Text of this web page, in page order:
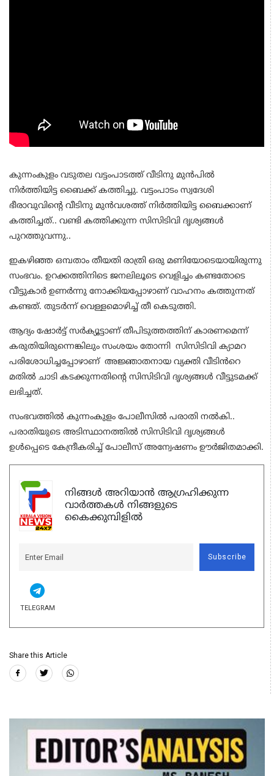
കുന്നംകുളം വടുതല വട്ടംപാടത്ത് വീടിനു മുൻപിൽ
നിർത്തിയിട്ട ബൈക്ക് കത്തിച്ചു. വട്ടംപാടം സ്വദേശി
ഭീരാവുവിൻ്റെ വീടിനു മുൻവശത്ത് നിർത്തിയിട്ട ബൈക്കാണ്
കത്തിച്ചത്.. വണ്ടി കത്തിക്കുന്ന സിസിടിവി ദൃശ്യങ്ങൾ
പുറത്തുവന്നു..
ഇകഴിഞ്ഞ ഒമ്പതാം തീയതി രാത്രി ഒരു മണിയോടെയായിരുന്നു
സംഭവം. ഉറക്കത്തിനിടെ ജനലിലൂടെ വെളിച്ചം കണ്ടതോടെ
വീട്ടുകാർ ഉണർന്നു നോക്കിയപ്പോഴാണ് വാഹനം കത്തുന്നത്
കണ്ടത്. തുടർന്ന് വെള്ളമൊഴിച്ച് തീ കെടുത്തി.
ആദ്യം ഷോർട്ട് സർക്യൂട്ടാണ് തീപിടുത്തത്തിന് കാരണമെന്ന്
കരുതിയിരുന്നെങ്കിലും സംശയം തോന്നി സിസിടിവി ക്യാമറ
പരിശോധിച്ചപ്പോഴാണ് അജ്ഞാതനായ വ്യക്തി വീടിൻറെ
മതിൽ ചാടി കടക്കുന്നതിന്റെ സിസിടിവി ദൃശ്യങ്ങൾ വീട്ടുടമക്ക്
ലഭിച്ചത്.
സംഭവത്തിൽ കുന്നംകുളം പോലീസിൽ പരാതി നൽകി..
പരാതിയുടെ അടിസ്ഥാനത്തിൽ സിസിടിവി ദൃശ്യങ്ങൾ
ഉൾപ്പെടെ കേന്ദ്രീകരിച്ച് പോലീസ് അന്വേഷണം ഊർജിതമാക്കി.
നിങ്ങൾ അറിയാൻ ആഗ്രഹിക്കുന്ന
വാർത്തകൾ നിങ്ങളുടെ
കൈക്കുമ്പിളിൽ
Subscribe
TELEGRAM
Share this Article